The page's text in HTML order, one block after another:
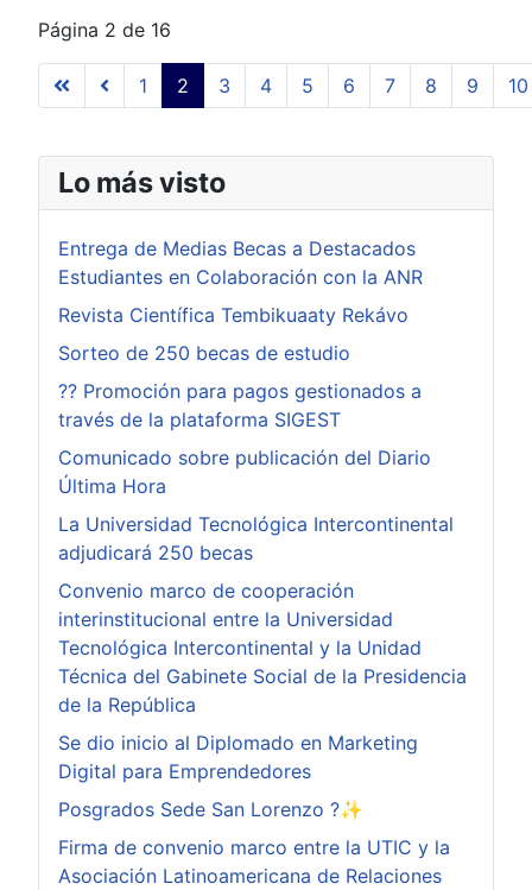
Página 2 de 16
1 2 3 4 5 6 7 8 9 10
Lo más visto
Entrega de Medias Becas a Destacados
Estudiantes en Colaboración con la ANR
Revista Científica Tembikuaaty Rekávo
Sorteo de 250 becas de estudio
?? Promoción para pagos gestionados a
través de la plataforma SIGEST
Comunicado sobre publicación del Diario
Última Hora
La Universidad Tecnológica Intercontinental
adjudicará 250 becas
Convenio marco de cooperación
interinstitucional entre la Universidad
Tecnológica Intercontinental y la Unidad
Técnica del Gabinete Social de la Presidencia
de la República
Se dio inicio al Diplomado en Marketing
Digital para Emprendedores
Posgrados Sede San Lorenzo ?✨
Firma de convenio marco entre la UTIC y la
Asociación Latinoamericana de Relaciones